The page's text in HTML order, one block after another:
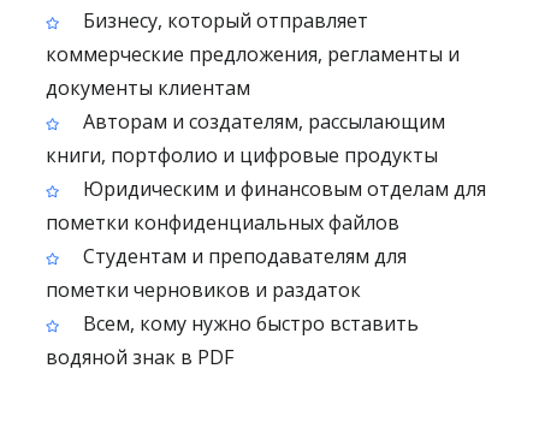
Бизнесу, который отправляет
коммерческие предложения, регламенты и
документы клиентам
Авторам и создателям, рассылающим
книги, портфолио и цифровые продукты
Юридическим и финансовым отделам для
пометки конфиденциальных файлов
Студентам и преподавателям для
пометки черновиков и раздаток
Всем, кому нужно быстро вставить
водяной знак в PDF